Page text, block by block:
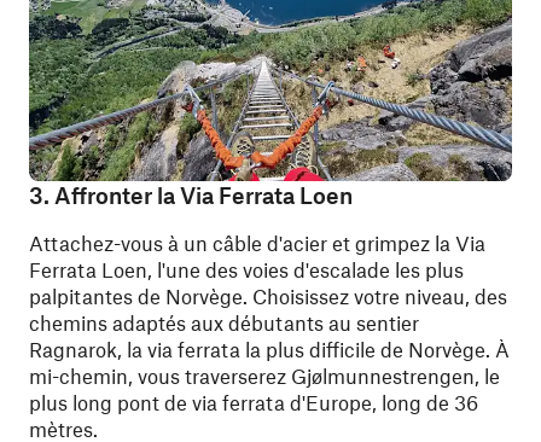
3. Affronter la Via Ferrata Loen
Attachez-vous à un câble d'acier et grimpez la Via
Ferrata Loen, l'une des voies d'escalade les plus
palpitantes de Norvège. Choisissez votre niveau, des
chemins adaptés aux débutants au sentier
Ragnarok, la via ferrata la plus difficile de Norvège. À
mi-chemin, vous traverserez Gjølmunnestrengen, le
plus long pont de via ferrata d'Europe, long de 36
mètres.